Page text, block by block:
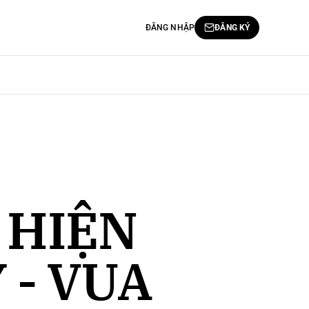
ĐĂNG NHẬP ĐĂNG KÝ
VUA